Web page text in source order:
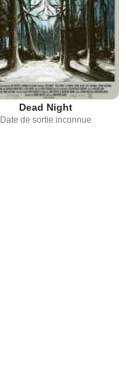
Dead Night
Date de sortie inconnue